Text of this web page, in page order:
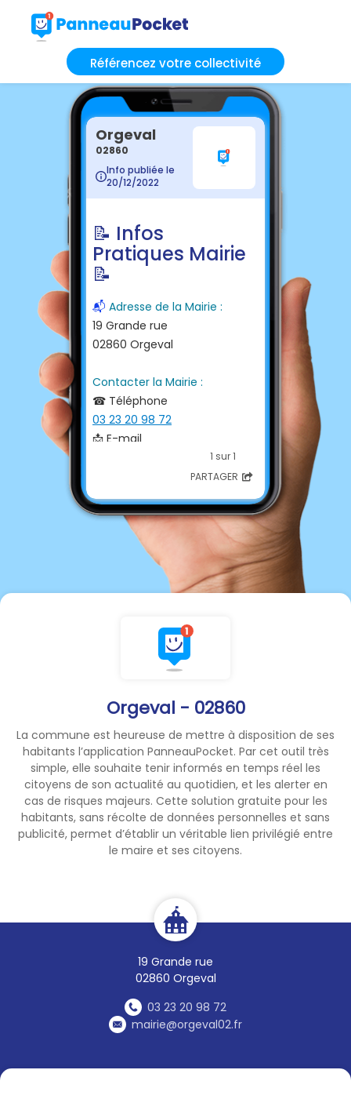
Référencez votre collectivité
Orgeval - 02860
La commune est heureuse de mettre à disposition de ses
habitants l’application PanneauPocket. Par cet outil très
simple, elle souhaite tenir informés en temps réel les
citoyens de son actualité au quotidien, et les alerter en
cas de risques majeurs. Cette solution gratuite pour les
habitants, sans récolte de données personnelles et sans
publicité, permet d’établir un véritable lien privilégié entre
le maire et ses citoyens.
19 Grande rue
02860 Orgeval
03 23 20 98 72
mairie@orgeval02.fr
Orgeval
02860
Info publiée le
20/12/2022
📝 Infos
Pratiques Mairie
📝
📬 Adresse de la Mairie :
19 Grande rue
02860 Orgeval
Contacter la Mairie :
☎ Téléphone
03 23 20 98 72
📩 E-mail
mairie.dorgeval@orange.fr
1 sur 1
PARTAGER